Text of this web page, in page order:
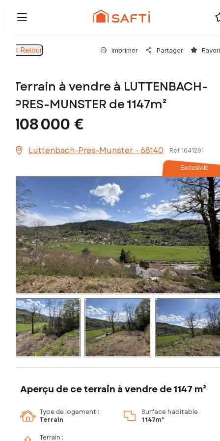
Retour Imprimer Partager
Terrain à vendre à LUTTENBACH-
PRES-MUNSTER de 1147m²
108 000 €
Luttenbach-Pres-Munster - 68140 Réf 1641291
Exclusivité
Aperçu de ce terrain à vendre de 1147 m²
Type de logement :
Terrain
Surface habitable :
1 147m²
Terrain :